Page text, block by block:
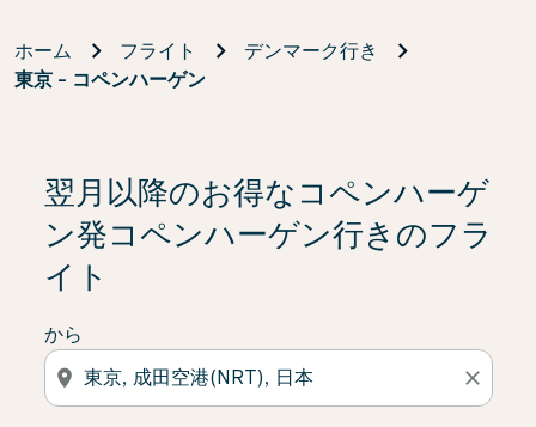
ホーム フライト
デンマーク行き
東京 - コペンハーゲン
翌月以降のお得なコペンハーゲ
ン発コペンハーゲン行きのフラ
イト
から
location_on close
検索結果がない場合は、「オファーを見る」をクリック